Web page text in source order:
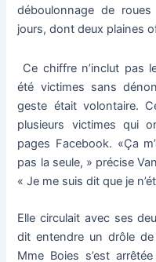
déboulonnage de
jours, dont deux plaines
Ce chiffre n’inclut pas
été victimes sans
geste était volontaire.
plusieurs victimes qui
pages Facebook. «Ça
pas la seule, » précise
« Je me suis dit que je
Elle circulait avec ses
dit entendre un drôle
Mme Boies s’est